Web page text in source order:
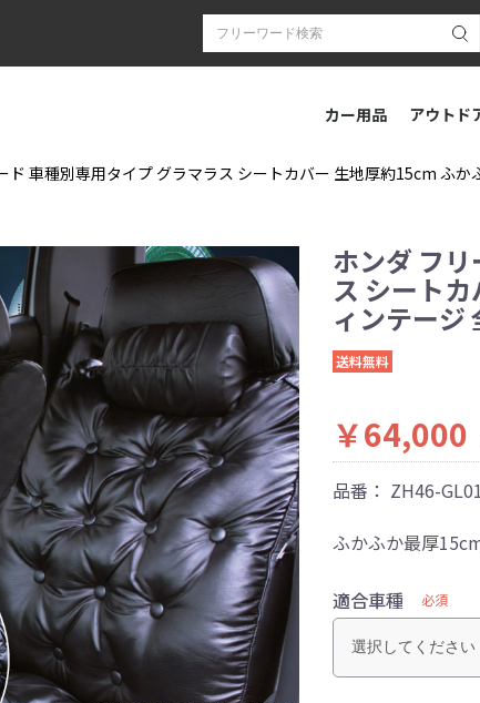
カー用品 アウトド
ド 車種別専用タイプ グラマラス シートカバー 生地厚約15cm ふ
ホンダ フ
ス シート
ィンテージ
送料無料
￥64,000
品番： ZH46-
ふかふか最厚
適合車種 必須